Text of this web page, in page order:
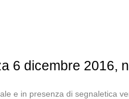
6 dicembre 2016,
e in presenza di segnaletica